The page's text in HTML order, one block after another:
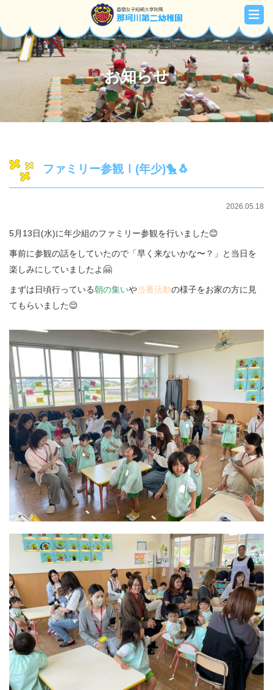
お知らせ
ファミリー参観Ⅰ(年少)🐤🐧
2026.05.18
5月13日(水)に年少組のファミリー参観を行いました😊
事前に参観の話をしていたので「早く来ないかな〜？」と当日を
楽しみにしていましたよ🤗
まずは日頃行っている朝の集いや当番活動の様子をお家の方に見
てもらいました😌